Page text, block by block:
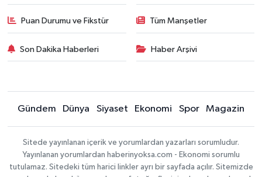
Puan Durumu ve Fikstür Tüm Manşetler
Son Dakika Haberleri Haber Arşivi
Gündem Dünya Siyaset Ekonomi Spor Magazin
Sitede yayınlanan içerik ve yorumlardan yazarları sorumludur.
Yayınlanan yorumlardan haberinyoksa.com - Ekonomi sorumlu
tutulamaz. Sitedeki tüm harici linkler ayrı bir sayfada açılır. Sitemizde